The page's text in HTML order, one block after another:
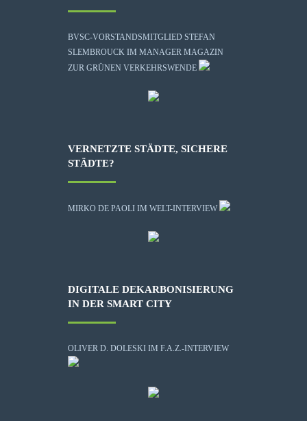
BVSC-VORSTANDSMITGLIED STEFAN
SLEMBROUCK IM MANAGER MAGAZIN
ZUR GRÜNEN VERKEHRSWENDE
VERNETZTE STÄDTE, SICHERE
STÄDTE?
MIRKO DE PAOLI IM WELT-INTERVIEW
DIGITALE DEKARBONISIERUNG
IN DER SMART CITY
OLIVER D. DOLESKI IM F.A.Z.-INTERVIEW